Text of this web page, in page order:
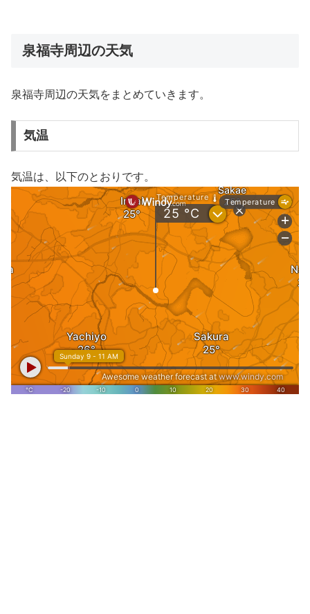
泉福寺周辺の天気
泉福寺周辺の天気をまとめていきます。
気温
気温は、以下のとおりです。